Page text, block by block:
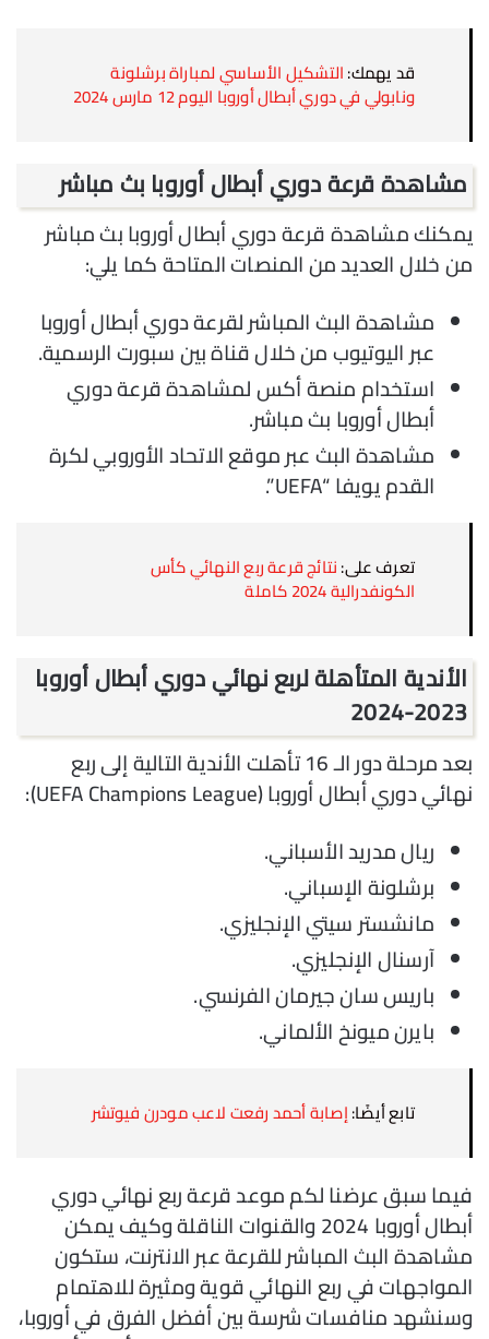
قد يهمك:التشكيل الأساسي لمباراة برشلونة
ونابولي في دوري أبطال أوروبا اليوم 12 مارس 2024
مشاهدة قرعة دوري أبطال أوروبا بث مباشر
يمكنك مشاهدة قرعة دوري أبطال أوروبا بث مباشر
من خلال العديد من المنصات المتاحة كما يلي:
مشاهدة البث المباشر لقرعة دوري أبطال أوروبا
عبر اليوتيوب من خلال قناة بين سبورت الرسمية.
استخدام منصة أكس لمشاهدة قرعة دوري
أبطال أوروبا بث مباشر.
مشاهدة البث عبر موقع الاتحاد الأوروبي لكرة
القدم يويفا “UEFA”.
تعرف على:نتائج قرعة ربع النهائي كأس
الكونفدرالية 2024 كاملة
الأندية المتأهلة لربع نهائي دوري أبطال أوروبا
2023-2024
بعد مرحلة دور الـ 16 تأهلت الأندية التالية إلى ربع
نهائي دوري أبطال أوروبا (UEFA Champions League):
ريال مدريد الأسباني.
برشلونة الإسباني.
مانشستر سيتي الإنجليزي.
آرسنال الإنجليزي.
باريس سان جيرمان الفرنسي.
بايرن ميونخ الألماني.
تابع أيضًا:إصابة أحمد رفعت لاعب مودرن فيوتشر
فيما سبق عرضنا لكم موعد قرعة ربع نهائي دوري
أبطال أوروبا 2024 والقنوات الناقلة وكيف يمكن
مشاهدة البث المباشر للقرعة عبر الانترنت، ستكون
المواجهات في ربع النهائي قوية ومثيرة للاهتمام
وسنشهد منافسات شرسة بين أفضل الفرق في أوروبا،